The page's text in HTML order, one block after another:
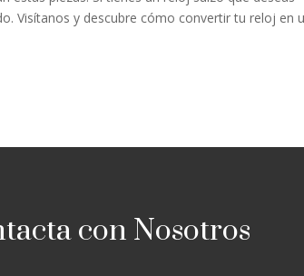
Visítanos y descubre cómo convertir tu reloj en
con Nosotros